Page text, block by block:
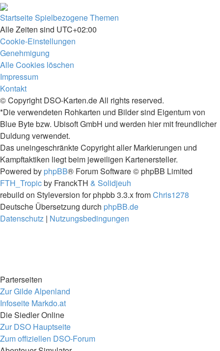
StartseiteSpielbezogene Themen
Alle Zeiten sind UTC+02:00
Cookie-Einstellungen
Genehmigung
Alle Cookies löschen
Impressum
Kontakt
© Copyright DSO-Karten.de All rights reserved.
*Die verwendeten Rohkarten und Bilder sind Eigentum von
Blue Byte bzw. Ubisoft GmbH und werden hier mit freundlicher
Duldung verwendet.
Das uneingeschränkte Copyright aller Markierungen und
Kampftaktiken liegt beim jeweiligen Kartenersteller.
Powered by phpBB® Forum Software © phpBB Limited
FTH_Tropicby FranckTH & Solidjeuh
rebuild on Styleversion for phpbb 3.3.x fromChris1278
Deutsche Übersetzung durch phpBB.de
Datenschutz | Nutzungsbedingungen
Parterseiten
Zur Gilde Alpenland
Infoseite Markdo.at
Die Siedler Online
Zur DSO Hauptseite
Zum offiziellen DSO-Forum